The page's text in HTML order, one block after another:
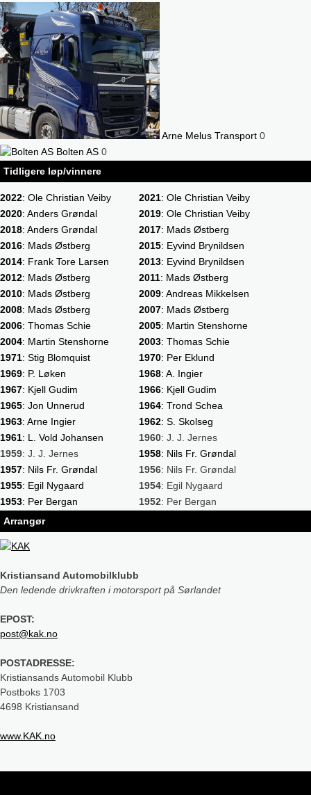
Arne Melus Transport 0
Bolten AS 0
Tidligere løp/vinnere
2022: Ole Christian Veiby 2021: Ole Christian Veiby
2020: Anders Grøndal 2019: Ole Christian Veiby
2018: Anders Grøndal 2017: Mads Østberg
2016: Mads Østberg 2015: Eyvind Brynildsen
2014: Frank Tore Larsen 2013: Eyvind Brynildsen
2012: Mads Østberg 2011: Mads Østberg
2010: Mads Østberg 2009: Andreas Mikkelsen
2008: Mads Østberg 2007: Mads Østberg
2006: Thomas Schie 2005: Martin Stenshorne
2004: Martin Stenshorne 2003: Thomas Schie
1971: Stig Blomquist 1970: Per Eklund
1969: P. Løken 1968: A. Ingier
1967: Kjell Gudim 1966: Kjell Gudim
1965: Jon Unnerud 1964: Trond Schea
1963: Arne Ingier 1962: S. Skolseg
1961: L. Vold Johansen 1960: J. J. Jernes
1959: J. J. Jernes 1958: Nils Fr. Grøndal
1957: Nils Fr. Grøndal 1956: Nils Fr. Grøndal
1955: Egil Nygaard 1954: Egil Nygaard
1953: Per Bergan 1952: Per Bergan
Arrangør
Kristiansand Automobilklubb
Den ledende drivkraften i motorsport på Sørlandet
EPOST:
post@kak.no
POSTADRESSE:
Kristiansands Automobil Klubb
Postboks 1703
4698 Kristiansand
www.KAK.no